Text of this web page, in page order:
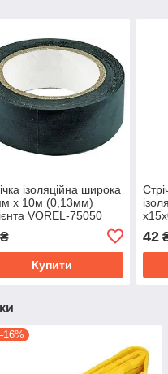
ізоляційна широка
х 10м (0,13мм)
VOREL-75050
Купити
42